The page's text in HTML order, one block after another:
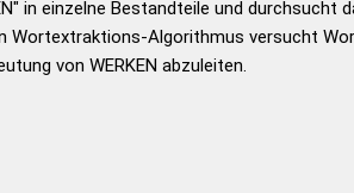
in einzelne Bestandteile und durchsucht
Wortextraktions-Algorithmus versucht
von WERKEN abzuleiten.